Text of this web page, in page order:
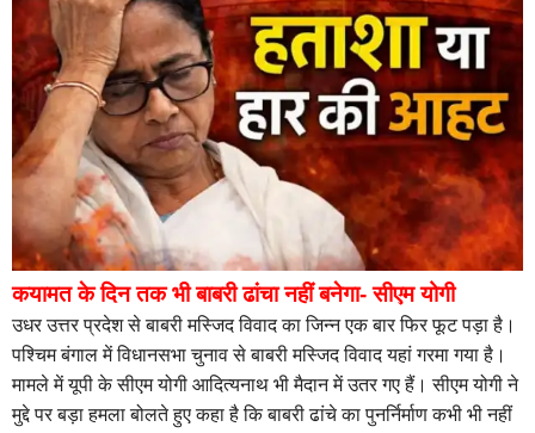
कयामत के दिन तक भी बाबरी ढांचा नहीं बनेगा- सीएम योगी
उधर उत्तर प्रदेश से बाबरी मस्जिद विवाद का जिन्न एक बार फिर फूट पड़ा है।
पश्चिम बंगाल में विधानसभा चुनाव से बाबरी मस्जिद विवाद यहां गरमा गया है।
मामले में यूपी के सीएम योगी आदित्यनाथ भी मैदान में उतर गए हैं। सीएम योगी ने
मुद्दे पर बड़ा हमला बोलते हुए कहा है कि बाबरी ढांचे का पुनर्निर्माण कभी भी नहीं